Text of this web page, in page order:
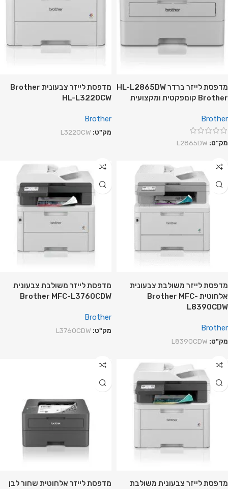
מדפסת לייזר ברדר HL-L2865DW
Brother קומפקטית ומקצועית
Brother
מק"ט: L2865DW
מדפסת לייזר צבעונית Brother
HL-L3220CW
Brother
מק"ט: L3220CW
מדפסת לייזר משולבת צבעונית
אלחוטית Brother MFC-
L8390CDW
Brother
מק"ט: L8390CDW
מדפסת לייזר משולבת צבעונית
Brother MFC-L3760CDW
Brother
מק"ט: L3760CDW
מדפסת לייזר צבעונית משולבת
מדפסת ‏לייזר אלחוטית שחור לבן